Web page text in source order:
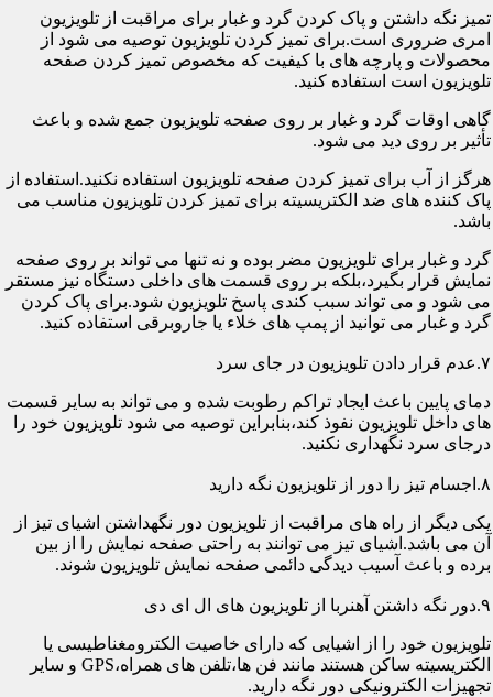
تمیز نگه داشتن و پاک کردن گرد و غبار برای مراقبت از تلویزیون
امری ضروری است.برای تمیز کردن تلویزیون توصیه می شود از
محصولات و پارچه های با کیفیت که مخصوص تمیز کردن صفحه
تلویزیون است استفاده کنید.
گاهی اوقات گرد و غبار بر روی صفحه تلویزیون جمع شده و باعث
تأثیر بر روی دید می شود.
هرگز از آب برای تمیز کردن صفحه تلویزیون استفاده نکنید.استفاده از
پاک کننده های ضد الکتریسیته برای تمیز کردن تلویزیون مناسب می
باشد.
گرد و غبار برای تلویزیون مضر بوده و نه تنها می تواند بر روی صفحه
نمایش قرار بگیرد،بلکه بر روی قسمت های داخلی دستگاه نیز مستقر
می شود و می تواند سبب کندی پاسخ تلویزیون شود.برای پاک کردن
گرد و غبار می توانید از پمپ های خلاء یا جاروبرقی استفاده کنید.
۷.عدم قرار دادن تلویزیون در جای سرد
دمای پایین باعث ایجاد تراکم رطوبت شده و می تواند به سایر قسمت
های داخل تلویزیون نفوذ کند،بنابراین توصیه می شود تلویزیون خود را
درجای سرد نگهداری نکنید.
۸.اجسام تیز را دور از تلویزیون نگه دارید
یکی دیگر از راه های مراقبت از تلویزیون دور نگهداشتن اشیای تیز از
آن می باشد.اشیای تیز می توانند به راحتی صفحه نمایش را از بین
برده و باعث آسیب دیدگی دائمی صفحه نمایش تلویزیون شوند.
۹.دور نگه داشتن آهنربا از تلویزیون های ال ای دی
تلویزیون خود را از اشیایی که دارای خاصیت الکترومغناطیسی یا
الکتریسیته ساکن هستند مانند فن ها،تلفن های همراه،GPS و سایر
تجهیزات الکترونیکی دور نگه دارید.